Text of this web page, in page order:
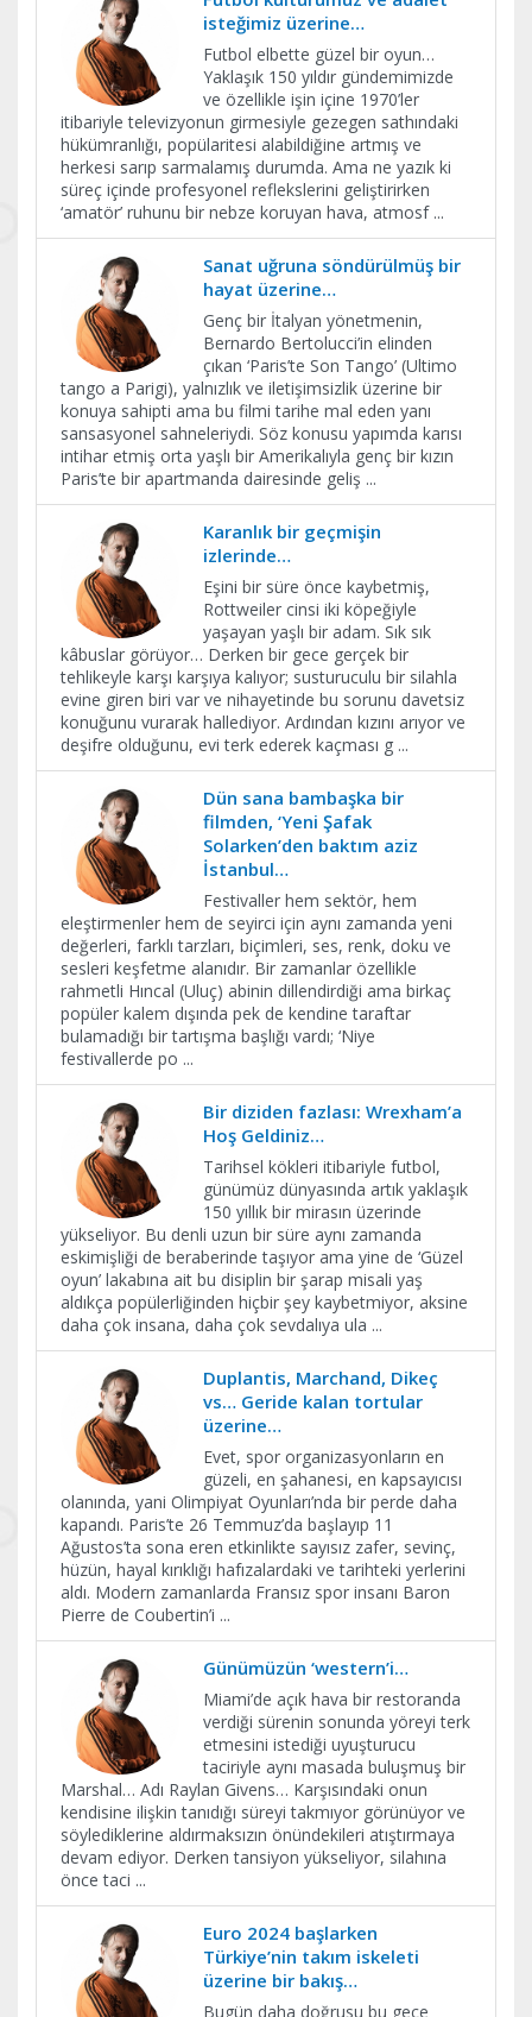
isteğimiz üzerine…
Futbol elbette güzel bir oyun…
Yaklaşık 150 yıldır gündemimizde
ve özellikle işin içine 1970’ler
itibariyle televizyonun girmesiyle gezegen sathındaki
hükümranlığı, popülaritesi alabildiğine artmış ve
herkesi sarıp sarmalamış durumda. Ama ne yazık ki
süreç içinde profesyonel reflekslerini geliştirirken
‘amatör’ ruhunu bir nebze koruyan hava, atmosf ...
Sanat uğruna söndürülmüş bir
hayat üzerine…
Genç bir İtalyan yönetmenin,
Bernardo Bertolucci’in elinden
çıkan ‘Paris’te Son Tango’ (Ultimo
tango a Parigi), yalnızlık ve iletişimsizlik üzerine bir
konuya sahipti ama bu filmi tarihe mal eden yanı
sansasyonel sahneleriydi. Söz konusu yapımda karısı
intihar etmiş orta yaşlı bir Amerikalıyla genç bir kızın
Paris’te bir apartmanda dairesinde geliş ...
Karanlık bir geçmişin
izlerinde…
Eşini bir süre önce kaybetmiş,
Rottweiler cinsi iki köpeğiyle
yaşayan yaşlı bir adam. Sık sık
kâbuslar görüyor… Derken bir gece gerçek bir
tehlikeyle karşı karşıya kalıyor; susturuculu bir silahla
evine giren biri var ve nihayetinde bu sorunu davetsiz
konuğunu vurarak hallediyor. Ardından kızını arıyor ve
deşifre olduğunu, evi terk ederek kaçması g ...
Dün sana bambaşka bir
filmden, ‘Yeni Şafak
Solarken’den baktım aziz
İstanbul…
Festivaller hem sektör, hem
eleştirmenler hem de seyirci için aynı zamanda yeni
değerleri, farklı tarzları, biçimleri, ses, renk, doku ve
sesleri keşfetme alanıdır. Bir zamanlar özellikle
rahmetli Hıncal (Uluç) abinin dillendirdiği ama birkaç
popüler kalem dışında pek de kendine taraftar
bulamadığı bir tartışma başlığı vardı; ‘Niye
festivallerde po ...
Bir diziden fazlası: Wrexham’a
Hoş Geldiniz…
Tarihsel kökleri itibariyle futbol,
günümüz dünyasında artık yaklaşık
150 yıllık bir mirasın üzerinde
yükseliyor. Bu denli uzun bir süre aynı zamanda
eskimişliği de beraberinde taşıyor ama yine de ‘Güzel
oyun’ lakabına ait bu disiplin bir şarap misali yaş
aldıkça popülerliğinden hiçbir şey kaybetmiyor, aksine
daha çok insana, daha çok sevdalıya ula ...
Duplantis, Marchand, Dikeç
vs… Geride kalan tortular
üzerine…
Evet, spor organizasyonların en
güzeli, en şahanesi, en kapsayıcısı
olanında, yani Olimpiyat Oyunları’nda bir perde daha
kapandı. Paris’te 26 Temmuz’da başlayıp 11
Ağustos’ta sona eren etkinlikte sayısız zafer, sevinç,
hüzün, hayal kırıklığı hafızalardaki ve tarihteki yerlerini
aldı. Modern zamanlarda Fransız spor insanı Baron
Pierre de Coubertin’i ...
Günümüzün ‘western’i…
Miami’de açık hava bir restoranda
verdiği sürenin sonunda yöreyi terk
etmesini istediği uyuşturucu
taciriyle aynı masada buluşmuş bir
Marshal… Adı Raylan Givens… Karşısındaki onun
kendisine ilişkin tanıdığı süreyi takmıyor görünüyor ve
söylediklerine aldırmaksızın önündekileri atıştırmaya
devam ediyor. Derken tansiyon yükseliyor, silahına
önce taci ...
Euro 2024 başlarken
Türkiye’nin takım iskeleti
üzerine bir bakış…
Bugün daha doğrusu bu gece